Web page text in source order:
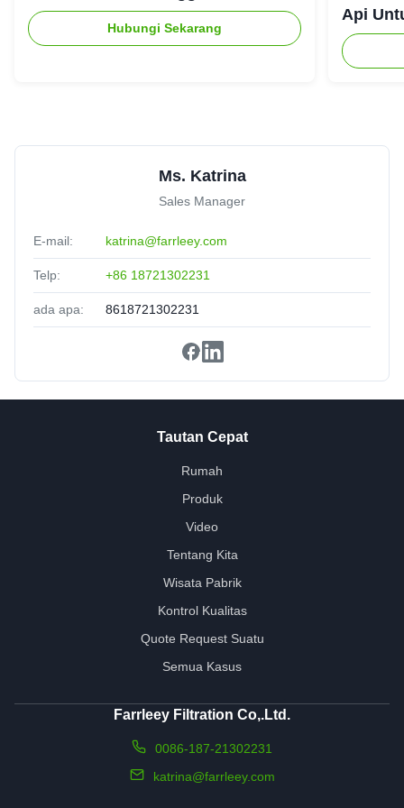
Great product
★★★★★
★★★★★
Hubungi Sekarang
Api
Ms. Katrina
Sales Manager
E-mail: katrina@farrleey.com
Telp: +86 18721302231
ada apa: 8618721302231
Tautan Cepat
Rumah
Produk
Video
Tentang Kita
Wisata Pabrik
Kontrol Kualitas
Quote Request Suatu
Semua Kasus
Farrleey Filtration Co,.Ltd.
0086-187-21302231
katrina@farrleey.com